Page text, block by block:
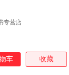
专营店
车 收藏